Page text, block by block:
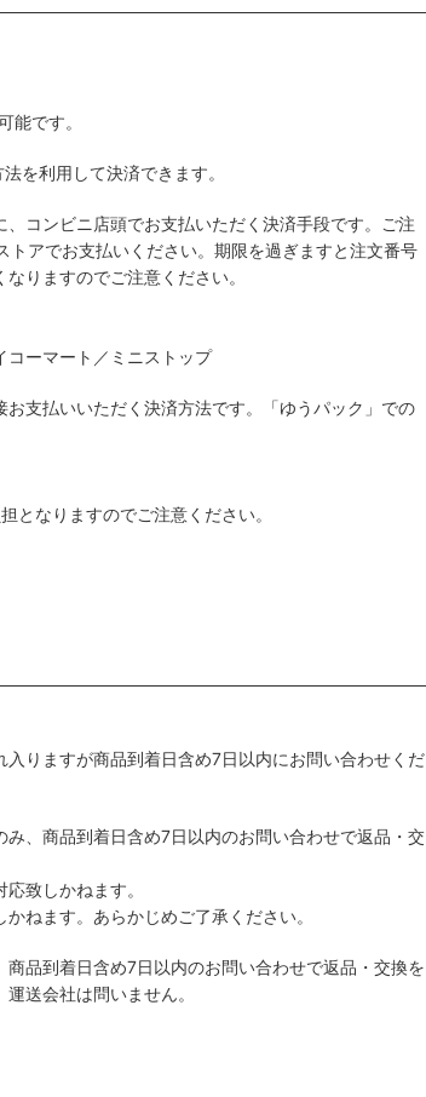
能です。
を利用して決済できます。
コンビニ店頭でお支払いただく決済手段です。ご注
アでお支払いください。期限を過ぎますと注文番号
りますのでご注意ください。
コーマート／ミニストップ
支払いいただく決済方法です。「ゆうパック」での
となりますのでご注意ください。
りますが商品到着日含め7日以内にお問い合わせくだ
、商品到着日含め7日以内のお問い合わせで返品・交
致しかねます。
ねます。あらかじめご了承ください。
品到着日含め7日以内のお問い合わせで返品・交換を
送会社は問いません。